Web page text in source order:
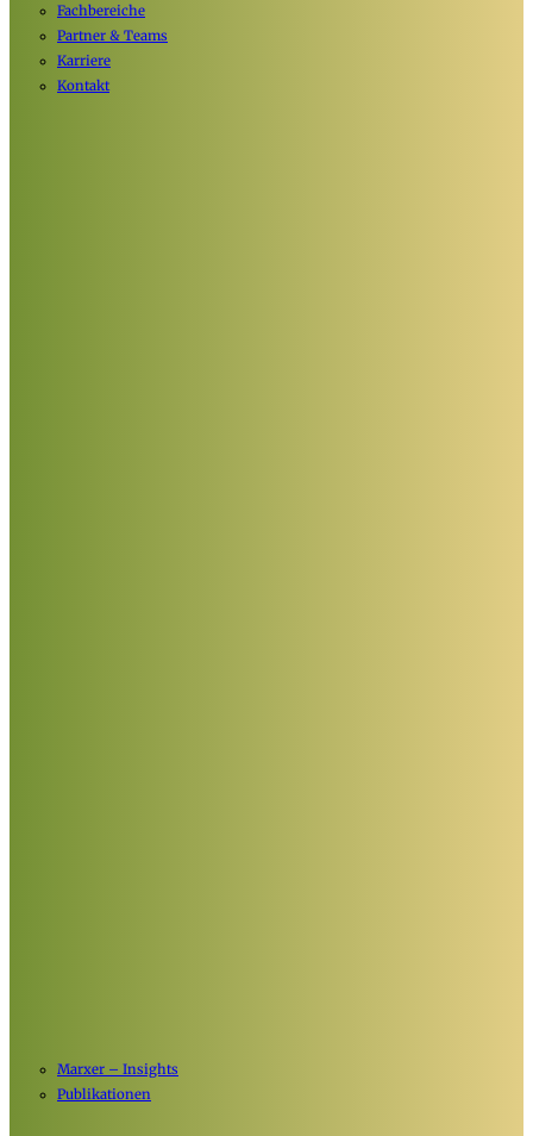
Fachbereiche
Partner & Teams
Karriere
Kontakt
Marxer – Insights
Publikationen